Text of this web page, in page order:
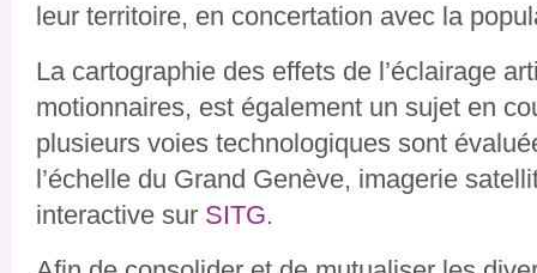
leur territoire, en concertation avec la
La cartographie des effets de l’éclairage
motionnaires, est également un sujet en
plusieurs voies technologiques sont
l’échelle du Grand Genève, imagerie
interactive sur SITG.